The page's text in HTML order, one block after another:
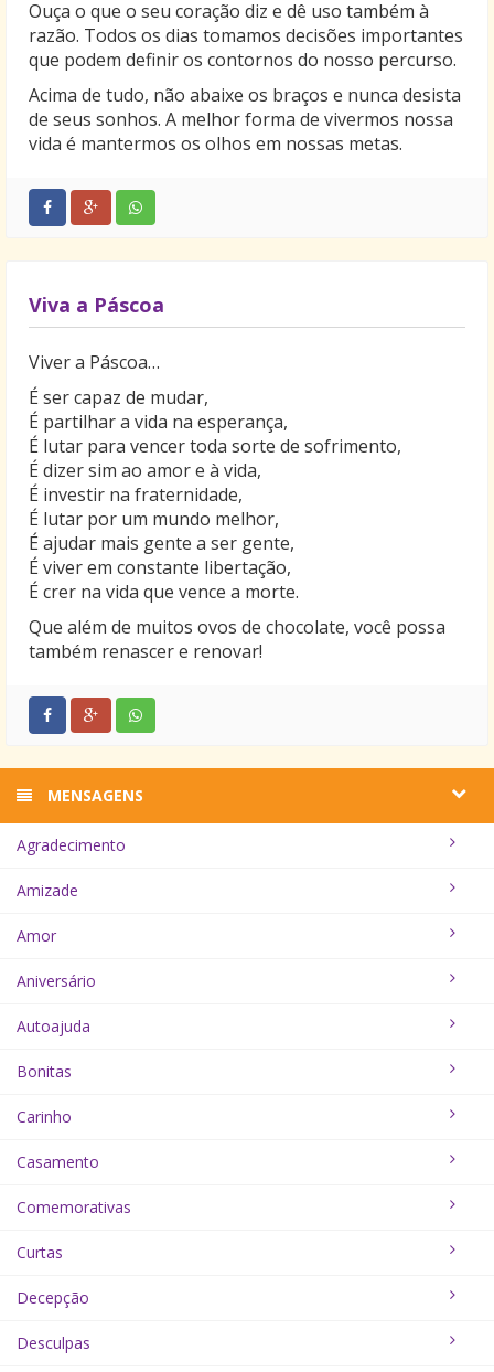
Ouça o que o seu coração diz e dê uso também à
razão. Todos os dias tomamos decisões importantes
que podem definir os contornos do nosso percurso.
Acima de tudo, não abaixe os braços e nunca desista
de seus sonhos. A melhor forma de vivermos nossa
vida é mantermos os olhos em nossas metas.
Viva a Páscoa
Viver a Páscoa…
É ser capaz de mudar,
É partilhar a vida na esperança,
É lutar para vencer toda sorte de sofrimento,
É dizer sim ao amor e à vida,
É investir na fraternidade,
É lutar por um mundo melhor,
É ajudar mais gente a ser gente,
É viver em constante libertação,
É crer na vida que vence a morte.
Que além de muitos ovos de chocolate, você possa
também renascer e renovar!
MENSAGENS
Agradecimento
Amizade
Amor
Aniversário
Autoajuda
Bonitas
Carinho
Casamento
Comemorativas
Curtas
Decepção
Desculpas